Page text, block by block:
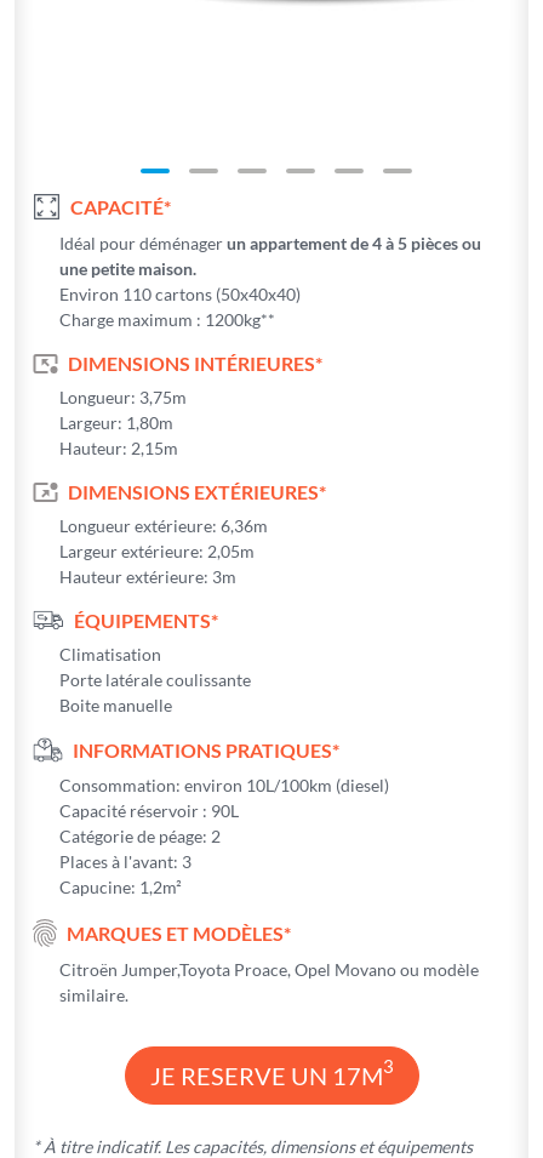
Informations
CAPACITÉ*
Idéal pour déménagerun appartement de 4 à 5 pièces ou
une petite maison.
Environ 110 cartons (50x40x40)
Charge maximum : 1200kg**
DIMENSIONS INTÉRIEURES*
Longueur: 3,75m
Largeur: 1,80m
Hauteur: 2,15m
DIMENSIONS EXTÉRIEURES*
Longueur extérieure: 6,36m
Largeur extérieure: 2,05m
Hauteur extérieure: 3m
ÉQUIPEMENTS*
Climatisation
Porte latérale coulissante
Boite manuelle
INFORMATIONS PRATIQUES*
Consommation: environ 10L/100km (diesel)
Capacité réservoir : 90L
Catégorie de péage: 2
Places à l'avant: 3
Capucine: 1,2m²
MARQUES ET MODÈLES*
Citroën Jumper,Toyota Proace, Opel Movano ou modèle
similaire.
JE RESERVE UN 17M3
* À titre indicatif. Les capacités, dimensions et équipements